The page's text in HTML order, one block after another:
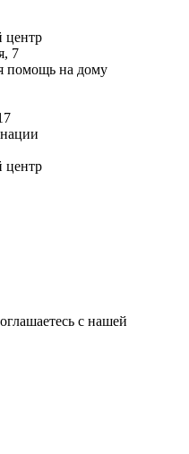
центр
7
помощь на дому
центр
с нашей